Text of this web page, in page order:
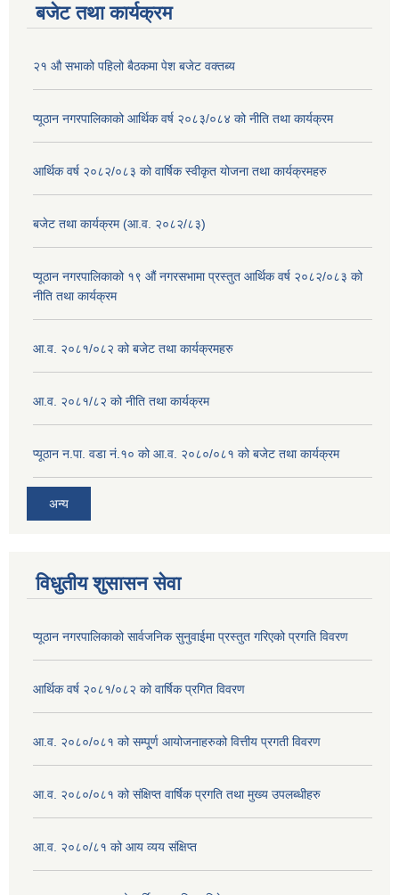
बजेट तथा कार्यक्रम
२१ औ सभाको पहिलो बैठकमा पेश बजेट वक्तब्य
प्यूठान नगरपालिकाको आर्थिक वर्ष २०८३/०८४ को नीति तथा कार्यक्रम
आर्थिक वर्ष २०८२/०८३ को वार्षिक स्वीकृत योजना तथा कार्यक्रमहरु
बजेट तथा कार्यक्रम (आ.व. २०८२/८३)
प्यूठान नगरपालिकाको १९ औं नगरसभामा प्रस्तुत आर्थिक वर्ष २०८२/०८३ को
नीति तथा कार्यक्रम
आ.व. २०८१/०८२ को बजेट तथा कार्यक्रमहरु
आ.व. २०८१/८२ को नीति तथा कार्यक्रम
प्यूठान न.पा. वडा नं.१० को आ.व. २०८०/०८१ को बजेट तथा कार्यक्रम
अन्य
विधुतीय शुसासन सेवा
प्यूठान नगरपालिकाको सार्वजनिक सुनुवाईमा प्रस्तुत गरिएको प्रगति विवरण
आर्थिक वर्ष २०८१/०८२ को वार्षिक प्रगित विवरण
आ.व. २०८०/०८१ को सम्पू्र्ण आयोजनाहरुको वित्तीय प्रगती विवरण
आ.व. २०८०/०८१ को संक्षिप्त वार्षिक प्रगति तथा मुख्य उपलब्धीहरु
आ.व. २०८०/८१ को आय व्यय संक्षिप्त